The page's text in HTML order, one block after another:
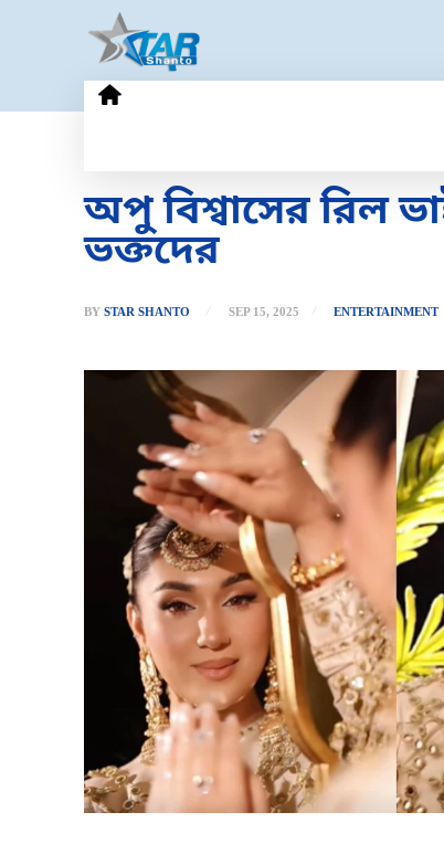
অপু বিশ্বাসের রিল
ভক্তদের
BY STAR SHANTO SEP 15, 2025 ENTERTAINMENT